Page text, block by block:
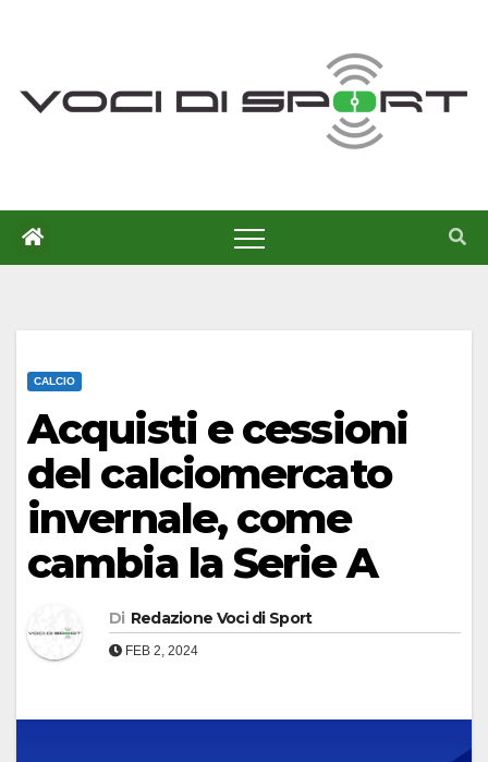
CALCIO
Acquisti e cessioni
del calciomercato
invernale, come
cambia la Serie A
Di Redazione Voci di Sport
FEB 2, 2024